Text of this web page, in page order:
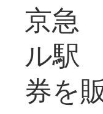
京急
ル駅
券を